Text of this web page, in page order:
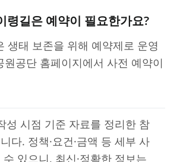
령길은 예약이 필요한가요?
생태 보존을 위해 예약제로 운영
원공단 홈페이지에서 사전 예약이
성 시점 기준 자료를 정리한 참
다. 정책·요건·금액 등 세부 사
있으니, 최신·정확한 정보는